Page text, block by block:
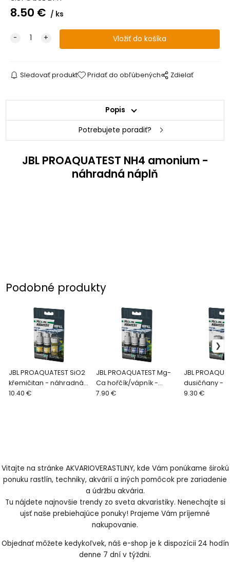
8.50 € ks
Sledovať produkt Pridať do obľúbených Zdielať
Popis
Potrebujete poradiť?
JBL PROAQUATEST NH4 amonium -
náhradná náplň
Podobné produkty
JBL PROAQUATEST SiO2
křemičitan - náhradná
náplň
10.40 €
JBL PROAQUATEST Mg-
Ca hořčík/vápník -
náhradná náplň
7.90 €
JBL
dusičňany -
náplň
9.30 €
Vitajte na stránke AKVARIOVERASTLINY, kde Vám ponúkame širokú
ponuku rastlín, techniky, akvárií a iných pomôcok pre zariadenie
a údržbu akvária.
Tu nájdete najnovšie trendy zo sveta akvaristiky. Nenechajte si
ujsť naše prebiehajúce ponuky! Prajeme Vám príjemné
nakupovanie.
Objednať môžete kedykoľvek, náš e-shop je k dispozícii 24 hodín
denne 7 dní v týždni.